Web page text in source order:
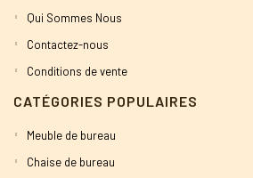
Qui Sommes Nous
Contactez-nous
Conditions de vente
CATÉGORIES POPULAIRES
Meuble de bureau
Chaise de bureau